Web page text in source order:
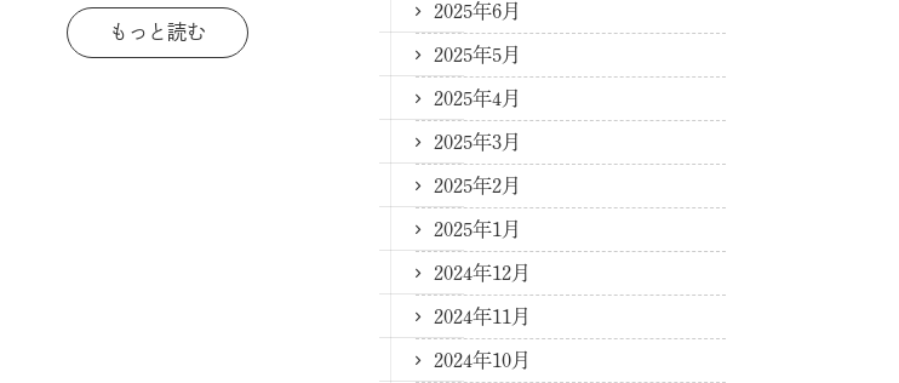
もっと読む
2025年6月
2025年5月
2025年4月
2025年3月
2025年2月
2025年1月
2024年12月
2024年11月
2024年10月